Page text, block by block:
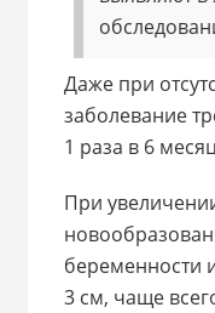
Даже при
заболевание
1 раза в 6
При
беременности
3 см, чаще